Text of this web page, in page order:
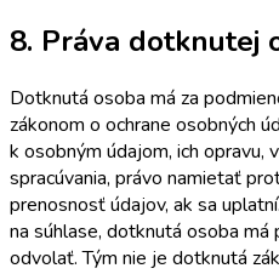
8. Práva dotknutej
Dotknutá osoba má za
zákonom o ochrane osobných
k osobným údajom, ich opravu,
spracúvania, právo namietať
prenosnosť údajov, ak sa
na súhlase, dotknutá osoba
odvolať. Tým nie je dotknutá